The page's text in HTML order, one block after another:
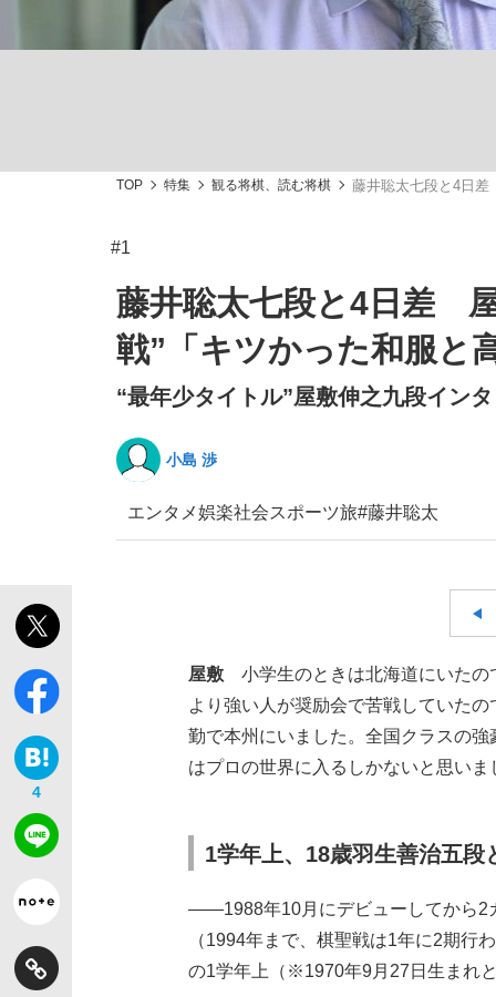
TOP 特集 観る将棋、読む将棋 藤井聡太七段と4日差
#1
藤井聡太七段と4日差
戦”「キツかった和服と
“最年少タイトル”屋敷伸之九段イン
小島 渉
エンタメ娯楽社会スポーツ旅#藤井聡太
4
屋敷 小学生のときは北海道にいた
より強い人が奨励会で苦戦していた
勤で本州にいました。全国クラスの
はプロの世界に入るしかないと思いま
1学年上、18歳羽生善治五
――1988年10月にデビューしてから2
（1994年まで、棋聖戦は1年に2期行
の1学年上（※1970年9月27日生まれ